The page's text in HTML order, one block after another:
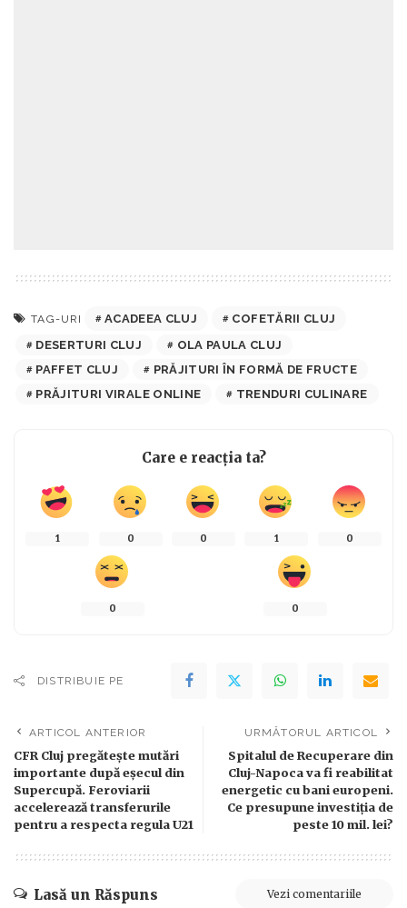
TAG-URI ACADEEA CLUJ
COFETĂRII CLUJ
DESERTURI CLUJ
OLA PAULA CLUJ
PAFFET CLUJ
PRĂJITURI ÎN FORMĂ DE FRUCTE
PRĂJITURI VIRALE ONLINE
TRENDURI CULINARE
Care e reacția ta?
1 0 0 1 0
0 0
DISTRIBUIE PE
ARTICOL ANTERIOR
CFR Cluj pregătește mutări
importante după eșecul din
Supercupă. Feroviarii
accelerează transferurile
pentru a respecta regula U21
URMĂTORUL ARTICOL
Spitalul de Recuperare din
Cluj-Napoca va fi reabilitat
energetic cu bani europeni.
Ce presupune investiția de
peste 10 mil. lei?
Lasă un Răspuns Vezi comentariile